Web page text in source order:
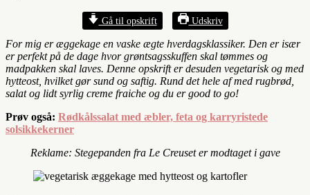
Gå til opskrift Udskriv
For mig er æggekage en vaske ægte hverdagsklassiker. Den er især
er perfekt på de dage hvor grøntsagsskuffen skal tømmes og
madpakken skal laves. Denne opskrift er desuden vegetarisk og med
hytteost, hvilket gør sund og saftig. Rund det hele af med rugbrød,
salat og lidt syrlig creme fraiche og du er good to go!
Prøv også: Rødkålssalat med æbler, feta og karryristede
solsikkekerner
Reklame: Stegepanden fra Le Creuset er modtaget i gave